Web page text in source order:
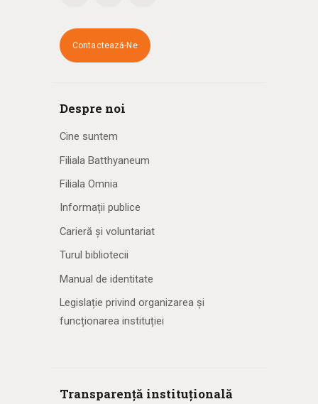
Contactează-Ne
Despre noi
Cine suntem
Filiala Batthyaneum
Filiala Omnia
Informații publice
Carieră și voluntariat
Turul bibliotecii
Manual de identitate
Legislație privind organizarea și
funcționarea instituției
Transparență instituțională